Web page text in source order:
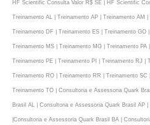
HF Scientific Consulta Valor R$ SE | HF Scientific
Treinamento AL | Treinamento AP | Treinamento AM |
Treinamento DF | Treinamento ES | Treinamento GO
Treinamento MS | Treinamento MG | Treinamento PA
Treinamento PE | Treinamento PI | Treinamento RJ |
Treinamento RO | Treinamento RR | Treinamento SC
Treinamento TO | Consultoria e Assessoria Quark
Brasil AL | Consultoria e Assessoria Quark Brasil AP
|Consultoria e Assessoria Quark Brasil BA |